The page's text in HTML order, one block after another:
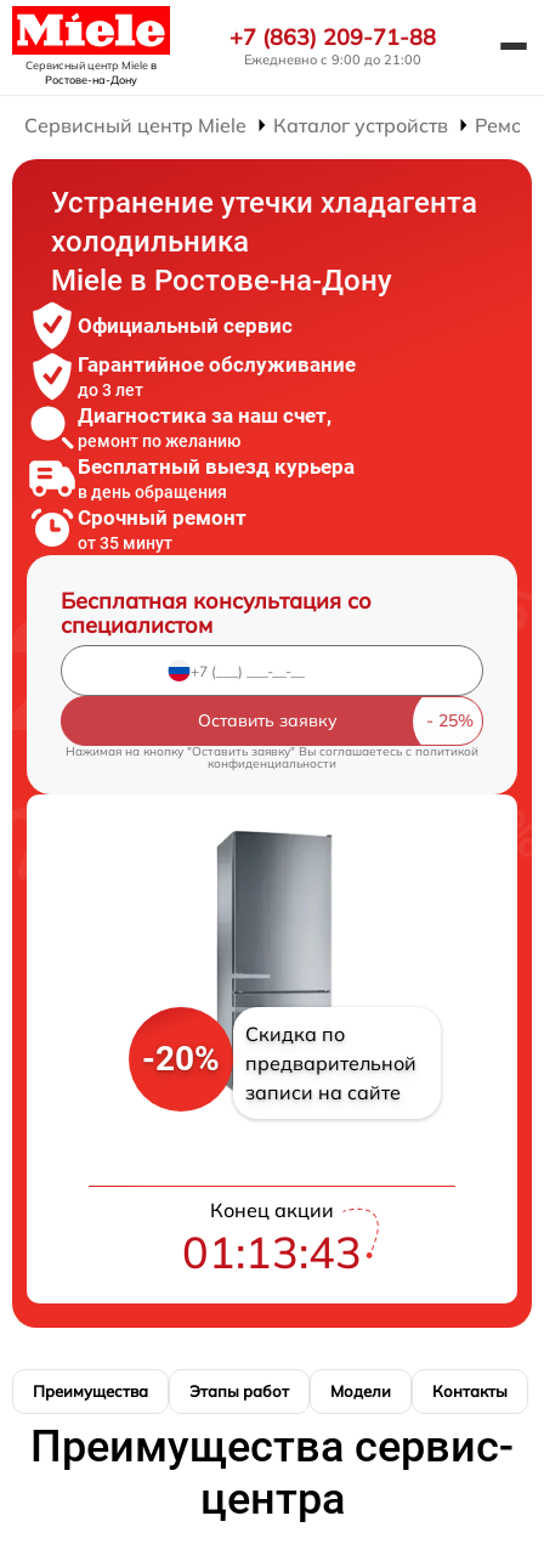
Сервисный центр Mieleв
Ростове-на-Дону
+7 (863) 209-71-88
Ежедневно с 9:00 до 21:00
Сервисный центр Miele Каталог устройств
Устранение утечки хладагента
холодильника
Miele в Ростове-на-Дону
Официальный сервис
Гарантийное обслуживание
до 3 лет
Диагностика за наш счет,
ремонт по желанию
Бесплатный выезд курьера
в день обращения
Срочный ремонт
от 35 минут
Бесплатная консультация со
специалистом
Оставить заявку
Нажимая на кнопку "Оставить заявку" Вы соглашаетесь cполитикой
конфиденциальности
-20%
Скидка по
предварительной
записи на сайте
Конец акции
01:13:42
Преимущества Этапы работ Модели Контакты
Преимущества сервис-
центра